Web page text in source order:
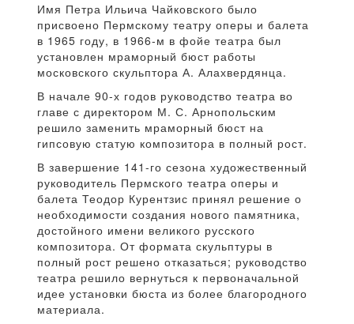
Имя Петра Ильича Чайковского было
присвоено Пермскому театру оперы и балета
в 1965 году, в 1966-м в фойе театра был
установлен мраморный бюст работы
московского скульптора А. Алахвердянца.
В начале 90-х годов руководство театра во
главе с директором М. С. Арнопольским
решило заменить мраморный бюст на
гипсовую статую композитора в полный рост.
В завершение 141-го сезона художественный
руководитель Пермского театра оперы и
балета Теодор Курентзис принял решение о
необходимости создания нового памятника,
достойного имени великого русского
композитора. От формата скульптуры в
полный рост решено отказаться; руководство
театра решило вернуться к первоначальной
идее установки бюста из более благородного
материала.